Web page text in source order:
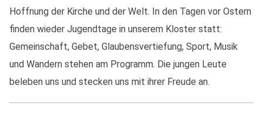
Hoffnung der Kirche und der Welt. In den Tagen vor Ostern
finden wieder Jugendtage in unserem Kloster statt:
Gemeinschaft, Gebet, Glaubensvertiefung, Sport, Musik
und Wandern stehen am Programm. Die jungen Leute
beleben uns und stecken uns mit ihrer Freude an.